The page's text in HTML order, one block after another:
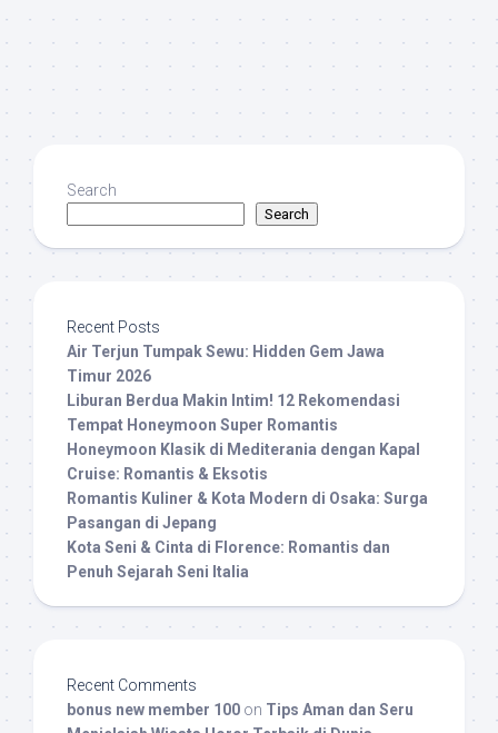
Search
Search
Recent Posts
Air Terjun Tumpak Sewu: Hidden Gem Jawa
Timur 2026
Liburan Berdua Makin Intim! 12 Rekomendasi
Tempat Honeymoon Super Romantis
Honeymoon Klasik di Mediterania dengan Kapal
Cruise: Romantis & Eksotis
Romantis Kuliner & Kota Modern di Osaka: Surga
Pasangan di Jepang
Kota Seni & Cinta di Florence: Romantis dan
Penuh Sejarah Seni Italia
Recent Comments
bonus new member 100 on Tips Aman dan Seru